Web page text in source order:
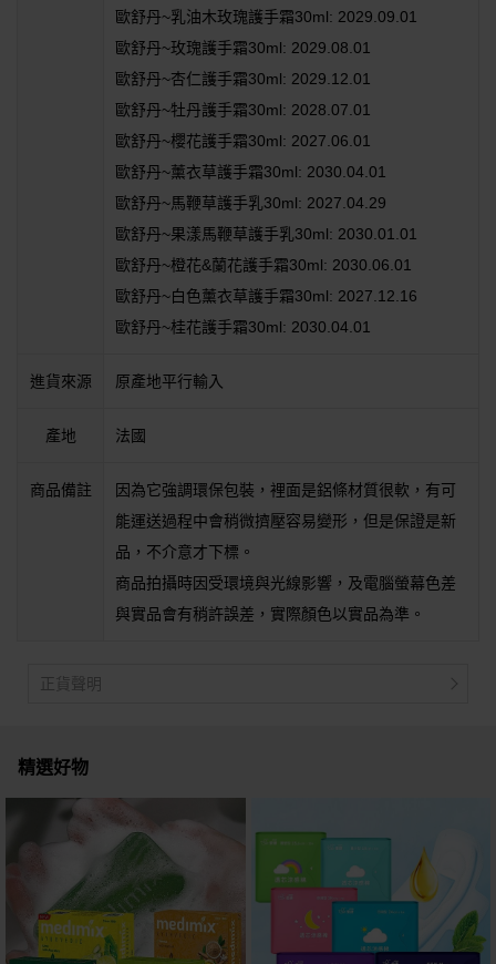
歐舒丹~乳油木玫瑰護手霜30ml: 2029.09.01
歐舒丹~玫瑰護手霜30ml: 2029.08.01
歐舒丹~杏仁護手霜30ml: 2029.12.01
歐舒丹~牡丹護手霜30ml: 2028.07.01
歐舒丹~櫻花護手霜30ml: 2027.06.01
歐舒丹~薰衣草護手霜30ml: 2030.04.01
歐舒丹~馬鞭草護手乳30ml: 2027.04.29
歐舒丹~果漾馬鞭草護手乳30ml: 2030.01.01
歐舒丹~橙花&蘭花護手霜30ml: 2030.06.01
歐舒丹~白色薰衣草護手霜30ml: 2027.12.16
歐舒丹~桂花護手霜30ml: 2030.04.01
進貨來源 原產地平行輸入
產地 法國
商品備註
因為它強調環保包裝，裡面是鋁條材質很軟，有可
能運送過程中會稍微擠壓容易變形，但是保證是新
品，不介意才下標。
商品拍攝時因受環境與光線影響，及電腦螢幕色差
與實品會有稍許誤差，實際顏色以實品為準。
正貨聲明
精選好物